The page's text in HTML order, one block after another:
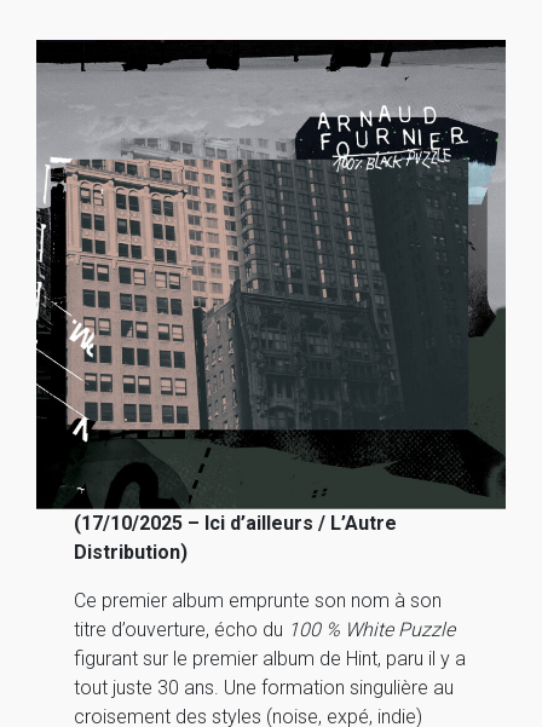
(17/10/2025 – Ici d’ailleurs / L’Autre
Distribution)
Ce premier album emprunte son nom à son
titre d’ouverture, écho du 100 % White Puzzle
figurant sur le premier album de Hint, paru il y a
tout juste 30 ans. Une formation singulière au
croisement des styles (noise, expé, indie)